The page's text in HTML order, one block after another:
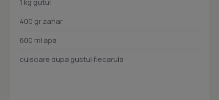
1 kg gutui
400 gr zahar
600 ml apa
cuisoare dupa gustul fiecaruia